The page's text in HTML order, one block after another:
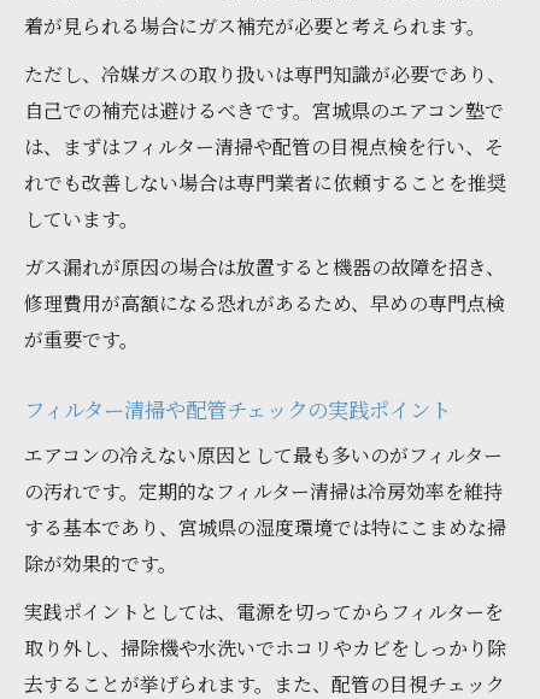
着が見られる場合にガス補充が必要と考えられます。
ただし、冷媒ガスの取り扱いは専門知識が必要であり、
自己での補充は避けるべきです。宮城県のエアコン塾で
は、まずはフィルター清掃や配管の目視点検を行い、そ
れでも改善しない場合は専門業者に依頼することを推奨
しています。
ガス漏れが原因の場合は放置すると機器の故障を招き、
修理費用が高額になる恐れがあるため、早めの専門点検
が重要です。
フィルター清掃や配管チェックの実践ポイント
エアコンの冷えない原因として最も多いのがフィルター
の汚れです。定期的なフィルター清掃は冷房効率を維持
する基本であり、宮城県の湿度環境では特にこまめな掃
除が効果的です。
実践ポイントとしては、電源を切ってからフィルターを
取り外し、掃除機や水洗いでホコリやカビをしっかり除
去することが挙げられます。また、配管の目視チェック